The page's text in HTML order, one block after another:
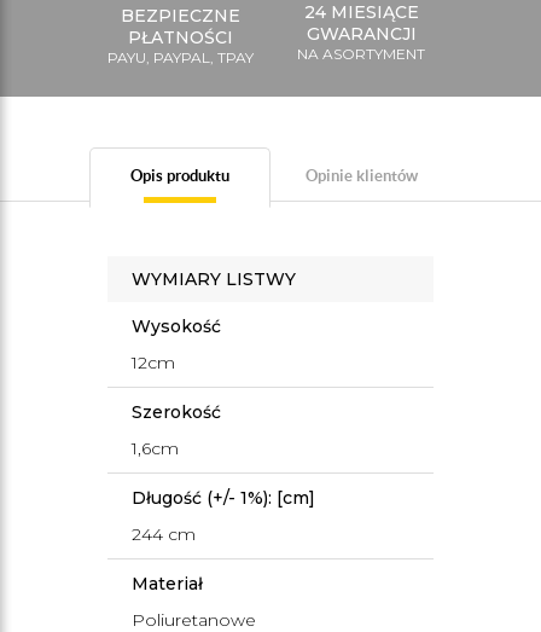
BEZPIECZNE
PŁATNOŚCI
PAYU, PAYPAL, TPAY
24 MIESIĄCE
GWARANCJI
NA ASORTYMENT
Opis produktu Opinie klientów
WYMIARY LISTWY
Wysokość
12cm
Szerokość
1,6cm
Długość (+/- 1%): [cm]
244 cm
Materiał
Poliuretanowe